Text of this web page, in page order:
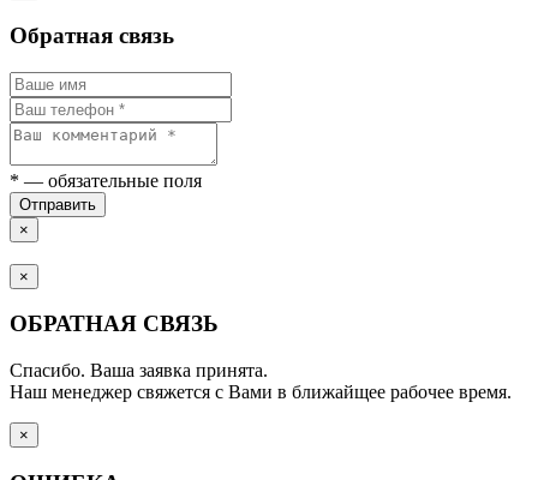
Обратная связь
* — обязательные поля
Отправить
×
×
ОБРАТНАЯ СВЯЗЬ
Спасибо. Ваша заявка принята.
Наш менеджер свяжется с Вами в ближайщее рабочее время.
×